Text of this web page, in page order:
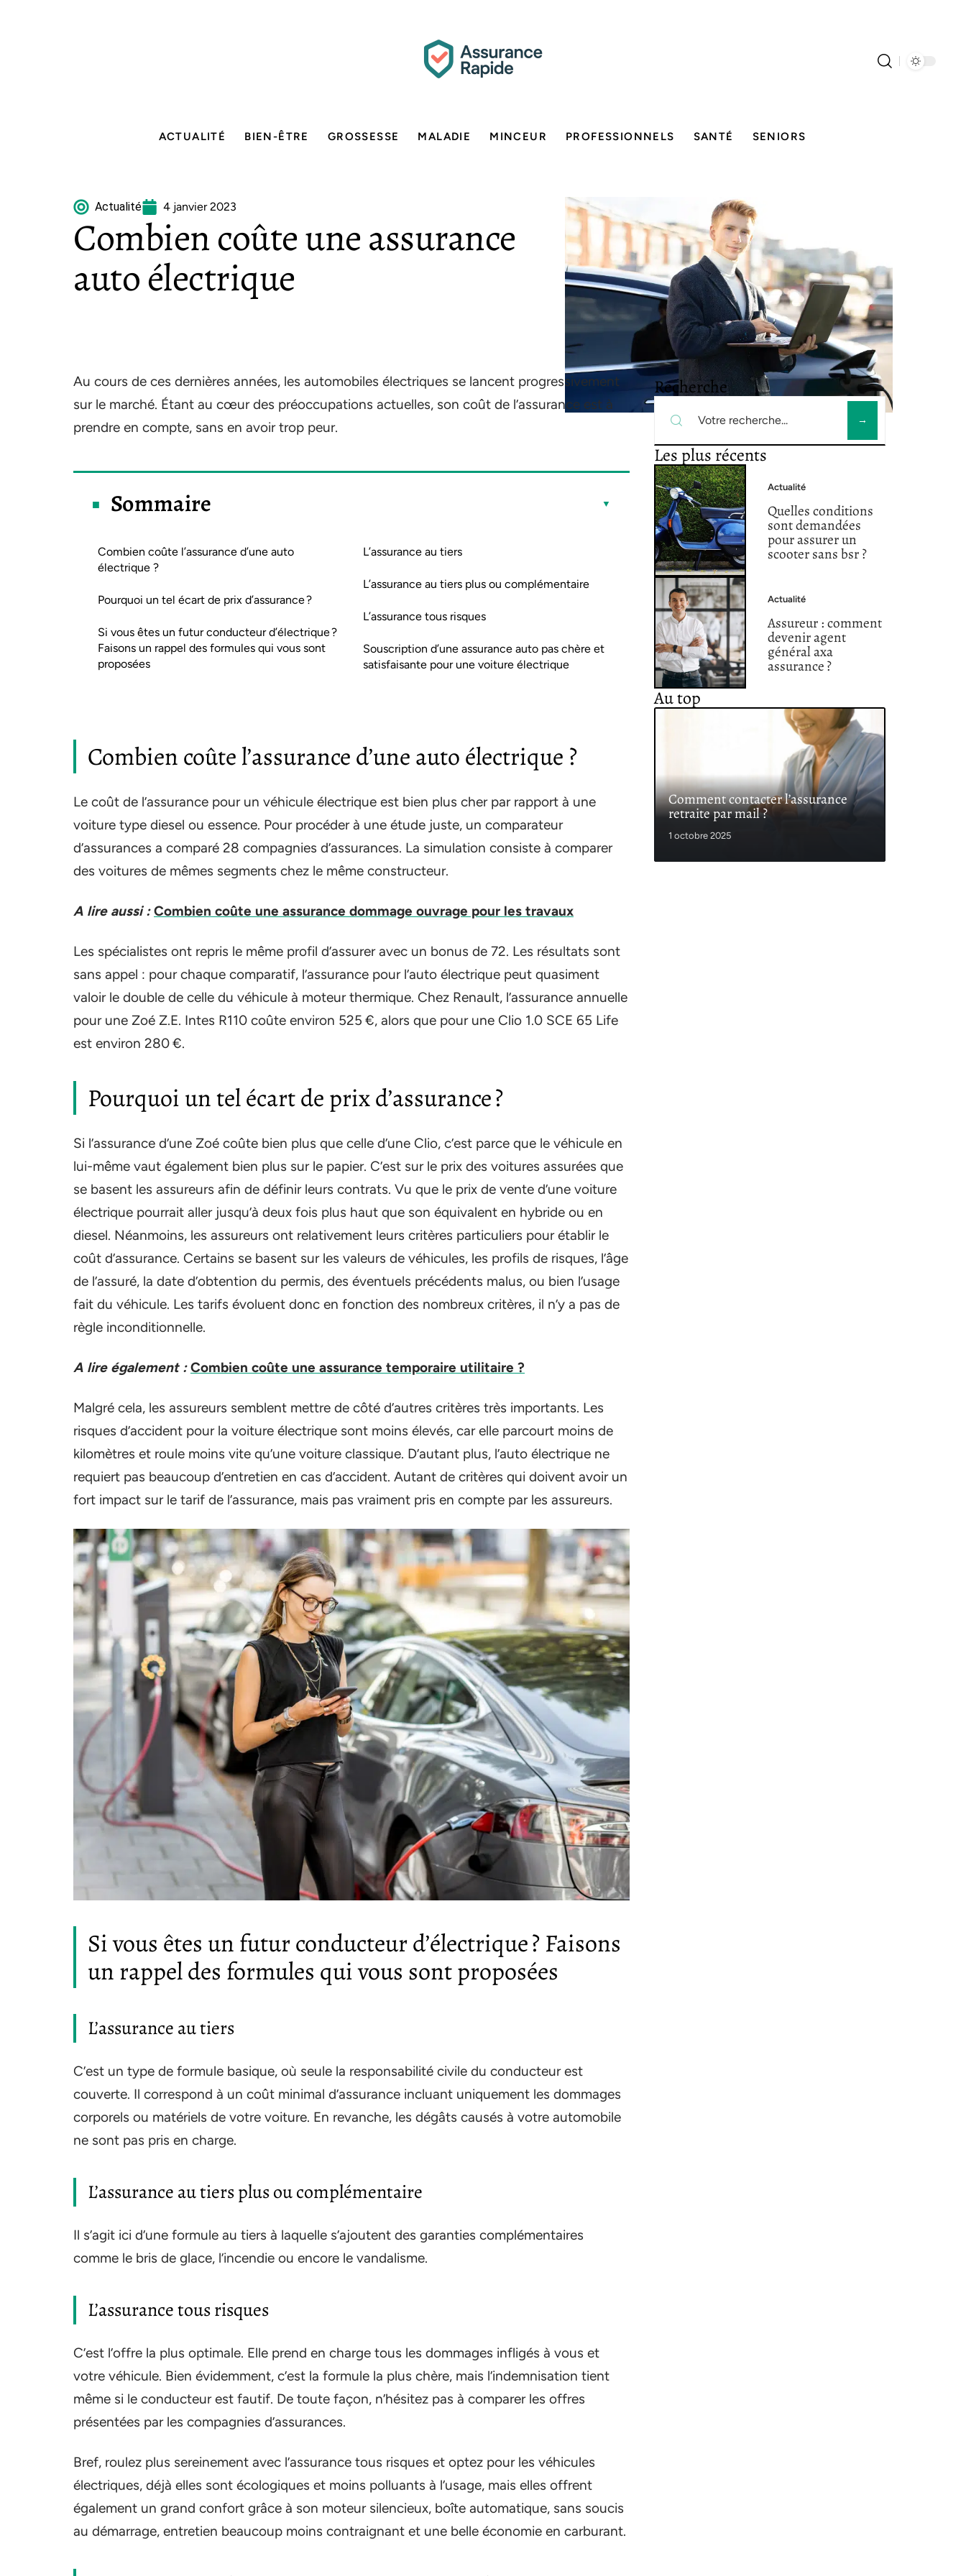
ACTUALITÉ BIEN-ÊTRE GROSSESSE MALADIE MINCEUR PROFESSIONNELS SANTÉ SENIORS
Actualité 4 janvier 2023
Combien coûte une assurance
auto électrique
Au cours de ces dernières années, les automobiles électriques se lancent progressivement
sur le marché. Étant au cœur des préoccupations actuelles, son coût de l’assurance est à
prendre en compte, sans en avoir trop peur.
Sommaire
Combien coûte l’assurance d’une auto
électrique ?
Pourquoi un tel écart de prix d’assurance ?
Si vous êtes un futur conducteur d’électrique ?
Faisons un rappel des formules qui vous sont
proposées
L’assurance au tiers
L’assurance au tiers plus ou complémentaire
L’assurance tous risques
Souscription d’une assurance auto pas chère et
satisfaisante pour une voiture électrique
Combien coûte l’assurance d’une auto électrique ?
Le coût de l’assurance pour un véhicule électrique est bien plus cher par rapport à une
voiture type diesel ou essence. Pour procéder à une étude juste, un comparateur
d’assurances a comparé 28 compagnies d’assurances. La simulation consiste à comparer
des voitures de mêmes segments chez le même constructeur.
A lire aussi : Combien coûte une assurance dommage ouvrage pour les travaux
Les spécialistes ont repris le même profil d’assurer avec un bonus de 72. Les résultats sont
sans appel : pour chaque comparatif, l’assurance pour l’auto électrique peut quasiment
valoir le double de celle du véhicule à moteur thermique. Chez Renault, l’assurance annuelle
pour une Zoé Z.E. Intes R110 coûte environ 525 €, alors que pour une Clio 1.0 SCE 65 Life
est environ 280 €.
Pourquoi un tel écart de prix d’assurance ?
Si l’assurance d’une Zoé coûte bien plus que celle d’une Clio, c’est parce que le véhicule en
lui-même vaut également bien plus sur le papier. C’est sur le prix des voitures assurées que
se basent les assureurs afin de définir leurs contrats. Vu que le prix de vente d’une voiture
électrique pourrait aller jusqu’à deux fois plus haut que son équivalent en hybride ou en
diesel. Néanmoins, les assureurs ont relativement leurs critères particuliers pour établir le
coût d’assurance. Certains se basent sur les valeurs de véhicules, les profils de risques, l’âge
de l’assuré, la date d’obtention du permis, des éventuels précédents malus, ou bien l’usage
fait du véhicule. Les tarifs évoluent donc en fonction des nombreux critères, il n’y a pas de
règle inconditionnelle.
A lire également : Combien coûte une assurance temporaire utilitaire ?
Malgré cela, les assureurs semblent mettre de côté d’autres critères très importants. Les
risques d’accident pour la voiture électrique sont moins élevés, car elle parcourt moins de
kilomètres et roule moins vite qu’une voiture classique. D’autant plus, l’auto électrique ne
requiert pas beaucoup d’entretien en cas d’accident. Autant de critères qui doivent avoir un
fort impact sur le tarif de l’assurance, mais pas vraiment pris en compte par les assureurs.
Si vous êtes un futur conducteur d’électrique ? Faisons
un rappel des formules qui vous sont proposées
L’assurance au tiers
C’est un type de formule basique, où seule la responsabilité civile du conducteur est
couverte. Il correspond à un coût minimal d’assurance incluant uniquement les dommages
corporels ou matériels de votre voiture. En revanche, les dégâts causés à votre automobile
ne sont pas pris en charge.
L’assurance au tiers plus ou complémentaire
Il s’agit ici d’une formule au tiers à laquelle s’ajoutent des garanties complémentaires
comme le bris de glace, l’incendie ou encore le vandalisme.
L’assurance tous risques
C’est l’offre la plus optimale. Elle prend en charge tous les dommages infligés à vous et
votre véhicule. Bien évidemment, c’est la formule la plus chère, mais l’indemnisation tient
même si le conducteur est fautif. De toute façon, n’hésitez pas à comparer les offres
présentées par les compagnies d’assurances.
Bref, roulez plus sereinement avec l’assurance tous risques et optez pour les véhicules
électriques, déjà elles sont écologiques et moins polluants à l’usage, mais elles offrent
également un grand confort grâce à son moteur silencieux, boîte automatique, sans soucis
au démarrage, entretien beaucoup moins contraignant et une belle économie en carburant.
Recherche
Les plus récents
Actualité
Quelles conditions
sont demandées
pour assurer un
scooter sans bsr ?
Actualité
Assureur : comment
devenir agent
général axa
assurance ?
Au top
Comment contacter l’assurance
retraite par mail ?
1 octobre 2025